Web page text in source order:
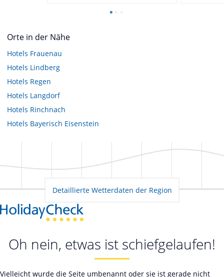
Orte in der Nähe
Hotels Frauenau
Hotels Lindberg
Hotels Regen
Hotels Langdorf
Hotels Rinchnach
Hotels Bayerisch Eisenstein
Detaillierte Wetterdaten der Region
Oh nein, etwas ist schiefgelaufen!
Vielleicht wurde die Seite umbenannt oder sie ist gerade nicht